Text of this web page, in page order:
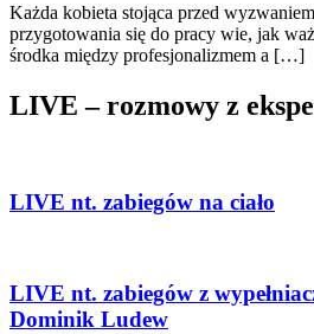
Każda kobieta stojąca przed
przygotowania się do pracy wie, jak
środka między profesjonalizmem a […]
LIVE – rozmowy z
LIVE nt. zabiegów na ciało
LIVE nt. zabiegów z
Dominik Ludew